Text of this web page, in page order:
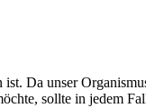
Da unser
sollte in jedem